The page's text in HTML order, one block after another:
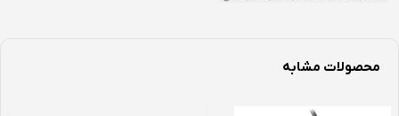
محصولات مشابه